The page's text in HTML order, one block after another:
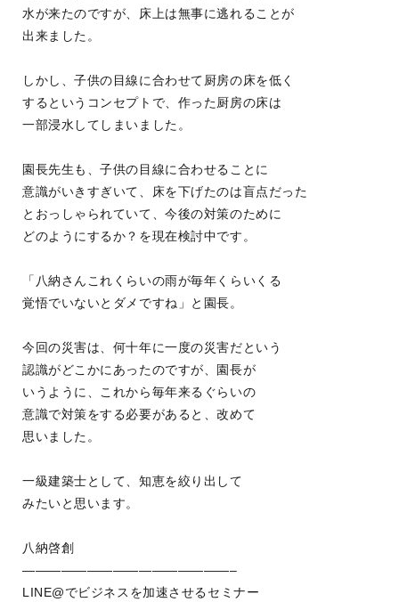
水が来たのですが、床上は無事に逃れることが
出来ました。
しかし、子供の目線に合わせて厨房の床を低く
するというコンセプトで、作った厨房の床は
一部浸水してしまいました。
園長先生も、子供の目線に合わせることに
意識がいきすぎいて、床を下げたのは盲点だった
とおっしゃられていて、今後の対策のために
どのようにするか？を現在検討中です。
「八納さんこれくらいの雨が毎年くらいくる
覚悟でいないとダメですね」と園長。
今回の災害は、何十年に一度の災害だという
認識がどこかにあったのですが、園長が
いうように、これから毎年来るぐらいの
意識で対策をする必要があると、改めて
思いました。
一級建築士として、知恵を絞り出して
みたいと思います。
八納啓創
————————————————–
LINE@でビジネスを加速させるセミナー